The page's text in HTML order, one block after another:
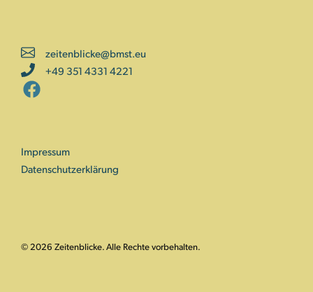
zeitenblicke@bmst.eu
+49 351 4331 4221
Impressum
Datenschutzerklärung
© 2026 Zeitenblicke. Alle Rechte vorbehalten.